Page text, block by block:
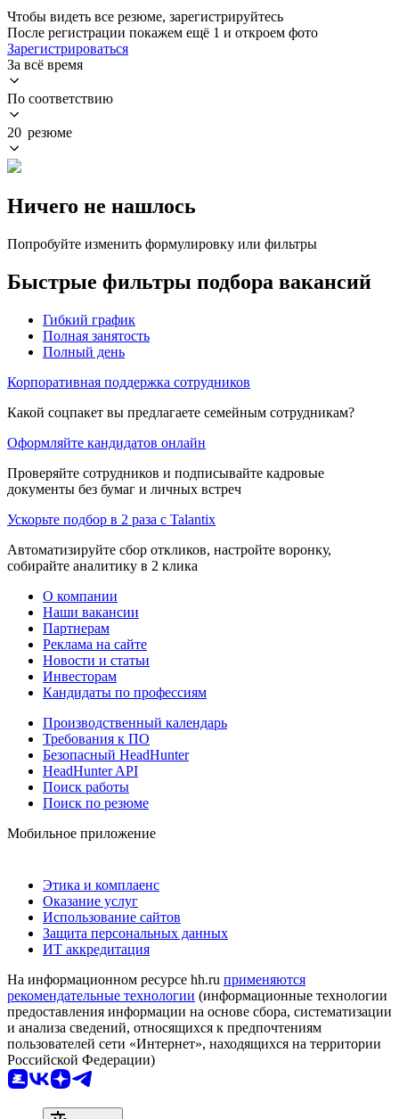
Чтобы видеть все резюме, зарегистрируйтесь
После регистрации покажем ещё 1 и откроем фото
Зарегистрироваться
За всё время
По соответствию
20 резюме
Ничего не нашлось
Попробуйте изменить формулировку или фильтры
Быстрые фильтры подбора вакансий
Гибкий график
Полная занятость
Полный день
Корпоративная поддержка сотрудников
Какой соцпакет вы предлагаете семейным сотрудникам?
Оформляйте кандидатов онлайн
Проверяйте сотрудников и подписывайте кадровые
документы без бумаг и личных встреч
Ускорьте подбор в 2 раза с Talantix
Автоматизируйте сбор откликов, настройте воронку,
собирайте аналитику в 2 клика
О компании
Наши вакансии
Партнерам
Реклама на сайте
Новости и статьи
Инвесторам
Кандидаты по профессиям
Производственный календарь
Требования к ПО
Безопасный HeadHunter
HeadHunter API
Поиск работы
Поиск по резюме
Мобильное приложение
Этика и комплаенс
Оказание услуг
Использование сайтов
Защита персональных данных
ИТ аккредитация
На информационном ресурсе hh.ru применяются
рекомендательные технологии (информационные технологии
предоставления информации на основе сбора, систематизации
и анализа сведений, относящихся к предпочтениям
пользователей сети «Интернет», находящихся на территории
Российской Федерации)